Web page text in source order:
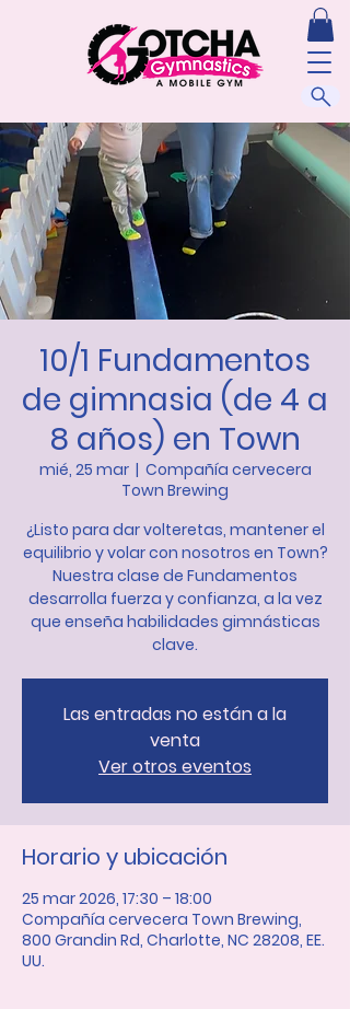
10/1 Fundamentos
de gimnasia (de 4 a
8 años) en Town
mié, 25 mar
  |
Compañía cervecera
Town Brewing
¿Listo para dar volteretas, mantener el
equilibrio y volar con nosotros en Town?
Nuestra clase de Fundamentos
desarrolla fuerza y confianza, a la vez
que enseña habilidades gimnásticas
clave.
Las entradas no están a la
venta
Ver otros eventos
Horario y ubicación
25 mar 2026, 17:30 – 18:00
Compañía cervecera Town Brewing,
800 Grandin Rd, Charlotte, NC 28208, EE.
UU.